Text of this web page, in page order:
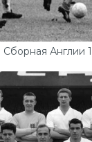
Сборная Англии